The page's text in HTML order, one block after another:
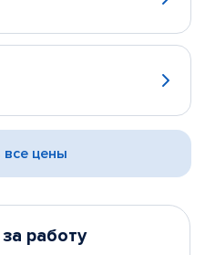
все цены
работу